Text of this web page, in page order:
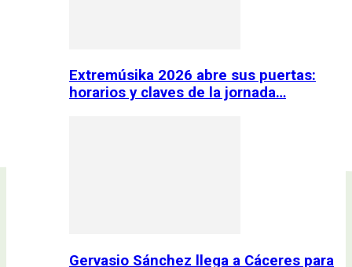
Extremúsika 2026 abre sus puertas:
horarios y claves de la jornada…
Gervasio Sánchez llega a Cáceres para